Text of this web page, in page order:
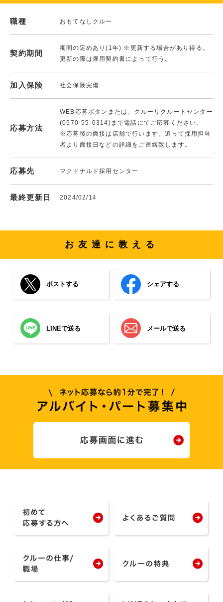
職種 おもてなしクルー
契約期間
期間の定めあり(1年) ※更新する場合があり得る。
更新の際は雇用契約書によって行う。
加入保険 社会保険完備
応募方法
WEB応募ボタンまたは、クルーリクルートセンター
(0570-55-0314)まで電話にてご応募ください。
※応募後の面接は店舗で行います。追って採用担当
者より面接日などの詳細をご連絡致します。
応募先 マクドナルド採用センター
最終更新日 2024/02/14
お友達に教える
ポストする シェアする
LINEで送る メールで送る